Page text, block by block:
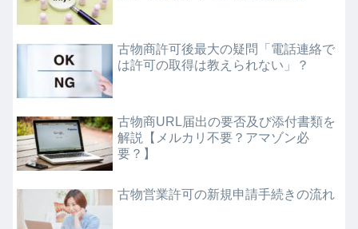
古物商許可後最大の疑問「電話連絡で
は許可の取得は教えられない」？
古物商URL届出の要否及び添付書類を
解説【メルカリ不要？アマゾン必
要？】
古物営業許可の新規申請手続きの流れ